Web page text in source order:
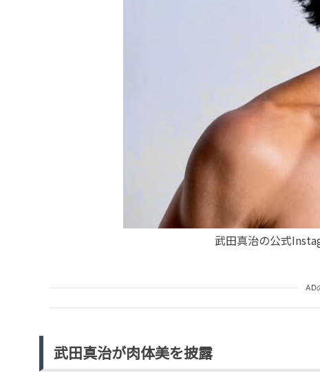
武田真治の公式
AD
武田真治が肉体美を披露